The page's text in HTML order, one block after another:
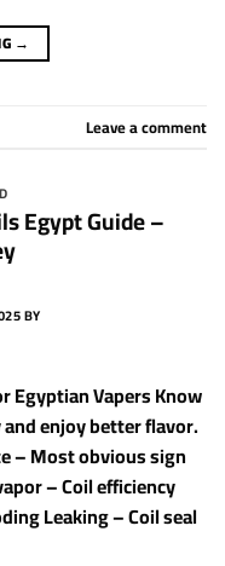
→
Leave a comment
Egypt Guide –
BY
Egyptian Vapers Know
enjoy better flavor.
– Most obvious sign
– Coil efficiency
Leaking – Coil seal